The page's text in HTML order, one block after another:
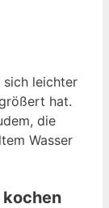
sich leichter
hat.
die
Wasser